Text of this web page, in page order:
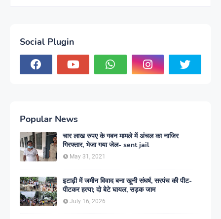
Social Plugin
Popular News
चार लाख रुपए के गबन मामले में अंचल का नाजिर
गिरफ्तार, भेजा गया जेल- sent jail
May 31, 2021
इटाढ़ी में जमीन विवाद बना खूनी संघर्ष, सरपंच की पीट-
पीटकर हत्या; दो बेटे घायल, सड़क जाम
July 16, 2026